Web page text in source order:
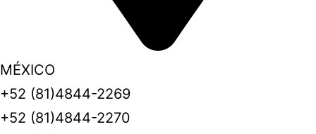
MÉXICO
+52 (81)4844-2269
+52 (81)4844-2270